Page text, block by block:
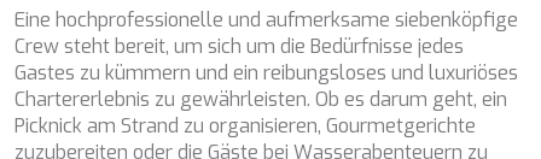
Eine hochprofessionelle und aufmerksame siebenköpfige
Crew steht bereit, um sich um die Bedürfnisse jedes
Gastes zu kümmern und ein reibungsloses und luxuriöses
Chartererlebnis zu gewährleisten. Ob es darum geht, ein
Picknick am Strand zu organisieren, Gourmetgerichte
zuzubereiten oder die Gäste bei Wasserabenteuern zu
ETHNA
FARANDWIDE
FAST & FURIOUS
FATSA
FIGURATI
FIORENTE